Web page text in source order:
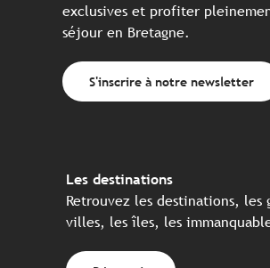
exclusives et profiter
séjour en Bretagne.
S'inscrire à notre newsletter
Les destinations
Retrouvez les destinations, les
villes, les îles, les